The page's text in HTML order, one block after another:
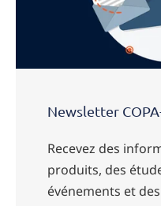
Newsletter
Recevez des
produits, des
événements et